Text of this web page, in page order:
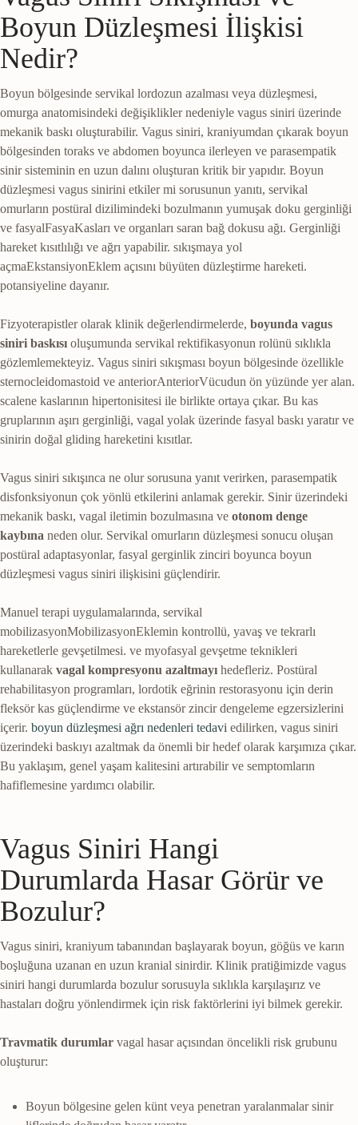
Boyun Düzleşmesi İlişkisi
Nedir?
Boyun bölgesinde servikal lordozun azalması veya düzleşmesi,
omurga anatomisindeki değişiklikler nedeniyle vagus siniri üzerinde
mekanik baskı oluşturabilir. Vagus siniri, kraniyumdan çıkarak boyun
bölgesinden toraks ve abdomen boyunca ilerleyen ve parasempatik
sinir sisteminin en uzun dalını oluşturan kritik bir yapıdır. Boyun
düzleşmesi vagus sinirini etkiler mi sorusunun yanıtı, servikal
omurların postüral dizilimindeki bozulmanın yumuşak doku gerginliği
ve fasyalFasyaKasları ve organları saran bağ dokusu ağı. Gerginliği
hareket kısıtlılığı ve ağrı yapabilir. sıkışmaya yol
açmaEkstansiyonEklem açısını büyüten düzleştirme hareketi.
potansiyeline dayanır.
Fizyoterapistler olarak klinik değerlendirmelerde, boyunda vagus
siniri baskısı oluşumunda servikal rektifikasyonun rolünü sıklıkla
gözlemlemekteyiz. Vagus siniri sıkışması boyun bölgesinde özellikle
sternocleidomastoid ve anteriorAnteriorVücudun ön yüzünde yer alan.
scalene kaslarının hipertonisitesi ile birlikte ortaya çıkar. Bu kas
gruplarının aşırı gerginliği, vagal yolak üzerinde fasyal baskı yaratır ve
sinirin doğal gliding hareketini kısıtlar.
Vagus siniri sıkışınca ne olur sorusuna yanıt verirken, parasempatik
disfonksiyonun çok yönlü etkilerini anlamak gerekir. Sinir üzerindeki
mekanik baskı, vagal iletimin bozulmasına ve otonom denge
kaybına neden olur. Servikal omurların düzleşmesi sonucu oluşan
postüral adaptasyonlar, fasyal gerginlik zinciri boyunca boyun
düzleşmesi vagus siniri ilişkisini güçlendirir.
Manuel terapi uygulamalarında, servikal
mobilizasyonMobilizasyonEklemin kontrollü, yavaş ve tekrarlı
hareketlerle gevşetilmesi. ve myofasyal gevşetme teknikleri
kullanarak vagal kompresyonu azaltmayı hedefleriz. Postüral
rehabilitasyon programları, lordotik eğrinin restorasyonu için derin
fleksör kas güçlendirme ve ekstansör zincir dengeleme egzersizlerini
içerir. boyun düzleşmesi ağrı nedenleri tedavi edilirken, vagus siniri
üzerindeki baskıyı azaltmak da önemli bir hedef olarak karşımıza çıkar.
Bu yaklaşım, genel yaşam kalitesini artırabilir ve semptomların
hafiflemesine yardımcı olabilir.
Vagus Siniri Hangi
Durumlarda Hasar Görür ve
Bozulur?
Vagus siniri, kraniyum tabanından başlayarak boyun, göğüs ve karın
boşluğuna uzanan en uzun kranial sinirdir. Klinik pratiğimizde vagus
siniri hangi durumlarda bozulur sorusuyla sıklıkla karşılaşırız ve
hastaları doğru yönlendirmek için risk faktörlerini iyi bilmek gerekir.
Travmatik durumlar vagal hasar açısından öncelikli risk grubunu
oluşturur:
Boyun bölgesine gelen künt veya penetran yaralanmalar sinir